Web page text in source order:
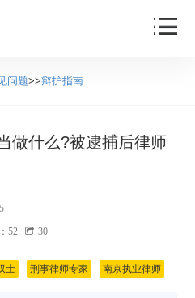
问题>>辩护指南
做什么?被逮捕后律师
士 刑事律师专家 南京执业律师
52 30